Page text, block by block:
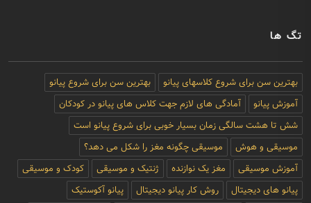
تگ ها
بهترین سن برای شروع کلاسهای پیانو
بهترین سن برای شروع پیانو
آموزش پیانو
آمادگی های لازم جهت کلاس های پیانو در کودکان
شش تا هشت سالگی زمان بسیار خوبی برای شروع پیانو است
موسیقی و هوش
موسیقی چگونه مغز را شکل می دهد؟
آموزش موسیقی
مغز یک نوازنده ژنتیک و موسیقی
کودک و موسیقی
پیانو های دیجیتال
روش کار پیانو دیجیتال
پیانو آکوستیک